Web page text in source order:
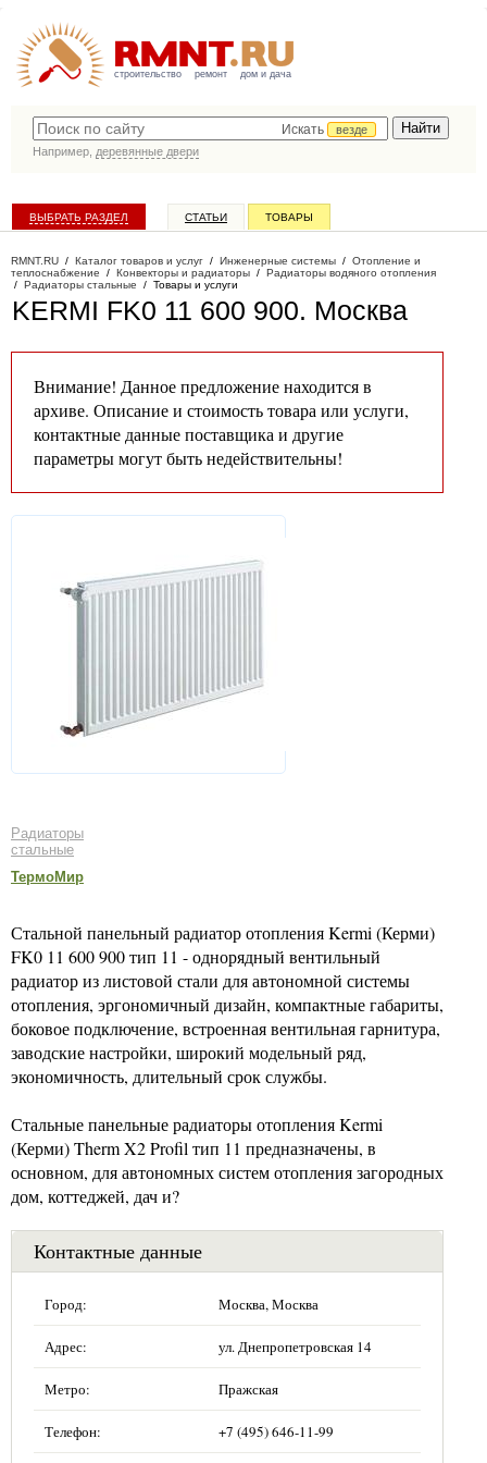
строительство ремонт дом и дача
Искать
везде
Например, деревянные двери
ВЫБРАТЬ РАЗДЕЛ СТАТЬИ ТОВАРЫ
RMNT.RU / Каталог товаров и услуг / Инженерные системы / Отопление и
теплоснабжение / Конвекторы и радиаторы / Радиаторы водяного отопления
/ Радиаторы стальные / Товары и услуги
KERMI FK0 11 600 900. Москва
Внимание! Данное предложение находится в
архиве. Описание и стоимость товара или услуги,
контактные данные поставщика и другие
параметры могут быть недействительны!
Радиаторы
стальные
ТермоМир
Стальной панельный радиатор отопления Kermi (Керми)
FK0 11 600 900 тип 11 - однорядный вентильный
радиатор из листовой стали для автономной системы
отопления, эргономичный дизайн, компактные габариты,
боковое подключение, встроенная вентильная гарнитура,
заводские настройки, широкий модельный ряд,
экономичность, длительный срок службы.
Стальные панельные радиаторы отопления Kermi
(Керми) Therm X2 Profil тип 11 предназначены, в
основном, для автономных систем отопления загородных
дом, коттеджей, дач и?
Контактные данные
Город: Москва, Москва
Адрес: ул. Днепропетровская 14
Метро: Пражская
Телефон: +7 (495) 646-11-99